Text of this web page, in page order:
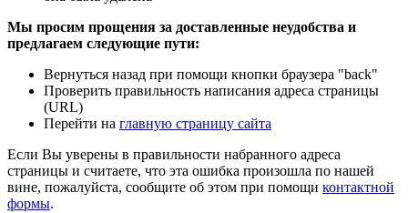
Мы просим прощения за доставленные неудобства и
предлагаем следующие пути:
Вернуться назад при помощи кнопки браузера "back"
Проверить правильность написания адреса страницы
(URL)
Перейти на главную страницу сайта
Если Вы уверены в правильности набранного адреса
страницы и считаете, что эта ошибка произошла по нашей
вине, пожалуйста, сообщите об этом при помощи контактной
формы.